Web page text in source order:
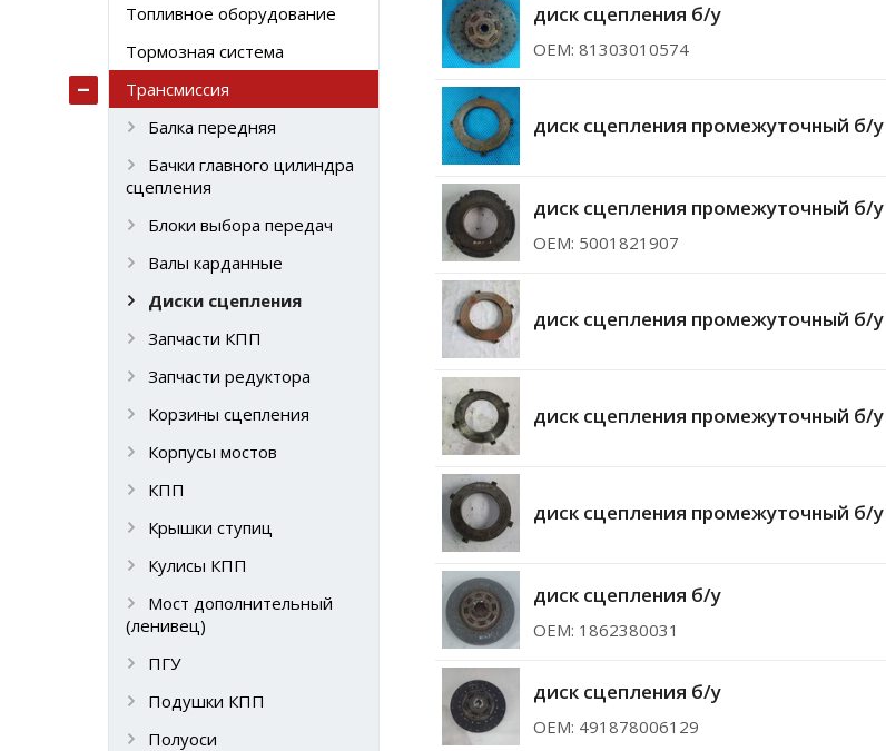
Топливное оборудование
Тормозная система
Трансмиссия
Балка передняя
Бачки главного цилиндра
сцепления
Блоки выбора передач
Валы карданные
Диски сцепления
Запчасти КПП
Запчасти редуктора
Корзины сцепления
Корпусы мостов
КПП
Крышки ступиц
Кулисы КПП
Мост дополнительный
(ленивец)
ПГУ
Подушки КПП
Полуоси
диск сцепления б/у
ОЕМ: 81303010574
диск сцепления промежуточный б/у
диск сцепления промежуточный б/у
ОЕМ: 5001821907
диск сцепления промежуточный б/у
диск сцепления промежуточный б/у
диск сцепления промежуточный б/у
диск сцепления б/у
ОЕМ: 1862380031
диск сцепления б/у
ОЕМ: 491878006129